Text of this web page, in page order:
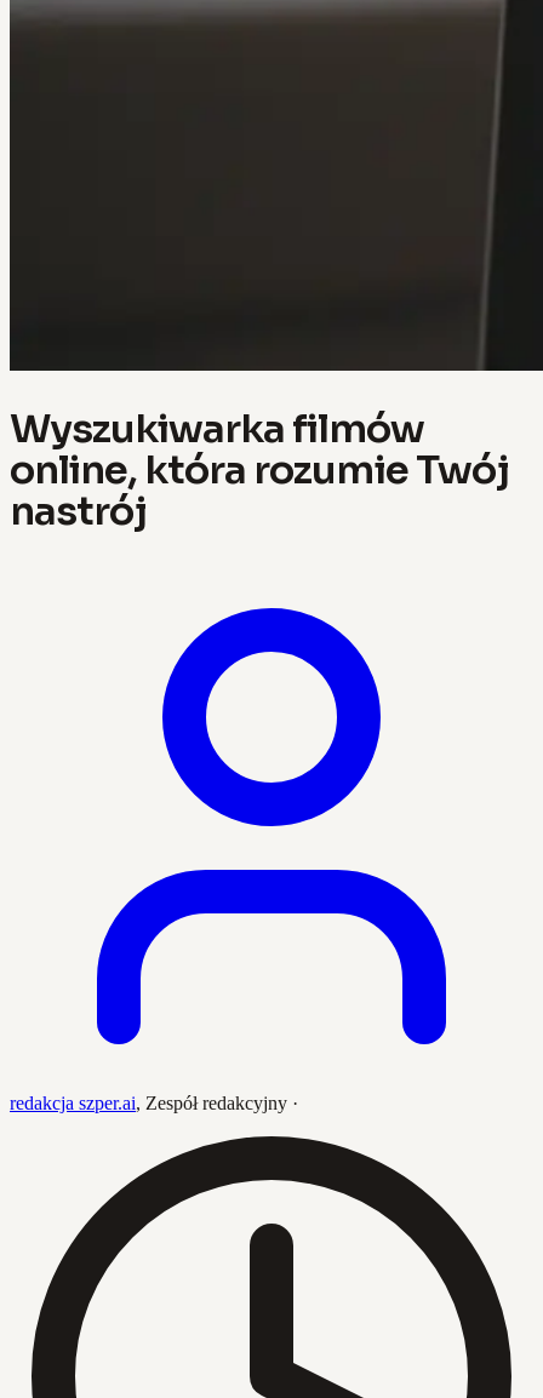
Wyszukiwarka filmów
online, która rozumie Twój
nastrój
redakcja szper.ai, Zespół redakcyjny ·